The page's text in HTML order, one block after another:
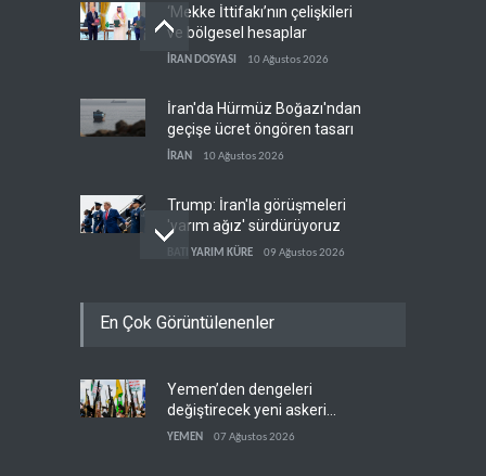
‘Mekke İttifakı’nın çelişkileri
ve bölgesel hesaplar
İRAN DOSYASI 10 Ağustos 2026
İran'da Hürmüz Boğazı'ndan
geçişe ücret öngören tasarı
İRAN 10 Ağustos 2026
Trump: İran'la görüşmeleri
'yarım ağız' sürdürüyoruz
BATI YARIM KÜRE 09 Ağustos 2026
açılımı
Eski ABD Savaş Bakanı
Esper: İran, Hürmüz'de
üstünlüğün kendisinde
BATI YARIM KÜRE
En Çok Görüntülenenler
Yemen’den dengeleri
değiştirecek yeni askeri
denklem
YEMEN 07 Ağustos 2026